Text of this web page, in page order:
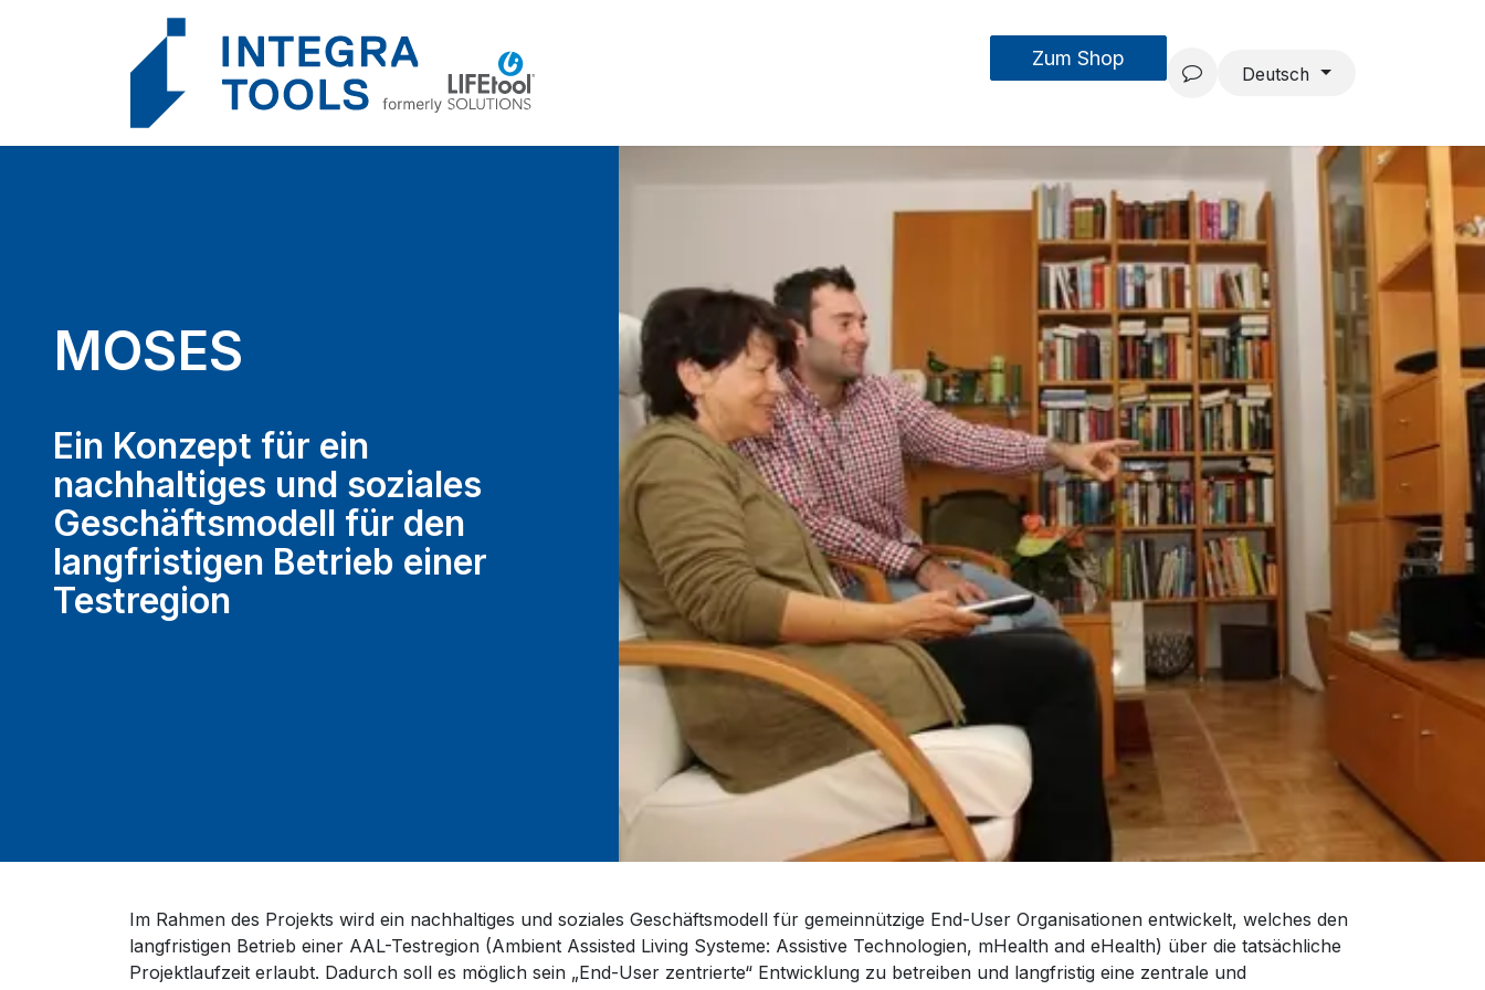
IntegraMouseAIR Forschung & Entwicklung
Zum Shop
Deutsch
MOSES
Ein Konzept für ein
nachhaltiges und soziales
Geschäftsmodell für den
langfristigen Betrieb einer
Testregion
Im Rahmen des Projekts wird ein nachhaltiges und soziales Geschäftsmodell für gemeinnützige End-User Organisationen entwickelt, welches den
langfristigen Betrieb einer AAL-Testregion (Ambient Assisted Living Systeme: Assistive Technologien, mHealth and eHealth) über die tatsächliche
Projektlaufzeit erlaubt. Dadurch soll es möglich sein „End-User zentrierte“ Entwicklung zu betreiben und langfristig eine zentrale und
Cookie-Einstellungen